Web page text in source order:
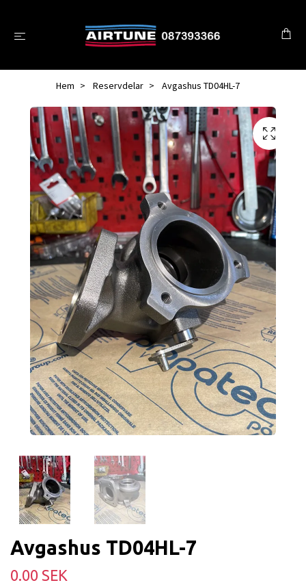
Hem Reservdelar Avgashus TD04HL-7
Avgashus TD04HL-7
0.00 SEK